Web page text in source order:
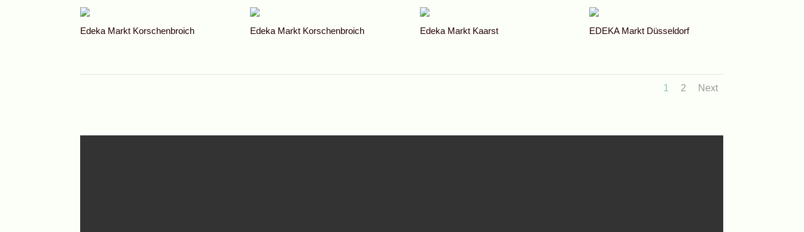
Edeka Markt Korschenbroich Edeka Markt Korschenbroich Edeka Markt Kaarst EDEKA Markt Düsseldorf
1 2 Next